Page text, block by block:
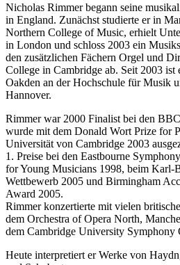
Nicholas Rimmer begann seine
in England. Zunächst studierte er in
Northern College of Music, erhielt
in London und schloss 2003 ein
den zusätzlichen Fächern Orgel und
College in Cambridge ab. Seit 2003 ist
Oakden an der Hochschule für Musik
Hannover.
Rimmer war 2000 Finalist bei den
wurde mit dem Donald Wort Prize for
Universität von Cambridge 2003
1. Preise bei den Eastbourne
for Young Musicians 1998, beim Karl-
Wettbewerb 2005 und Birmingham
Award 2005.
Rimmer konzertierte mit vielen
dem Orchestra of Opera North,
dem Cambridge University Symphony
Heute interpretiert er Werke von